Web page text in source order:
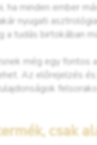
ha minden ember
nyugati
a tudás birtokában
még egy
Az előrejelzés
csak